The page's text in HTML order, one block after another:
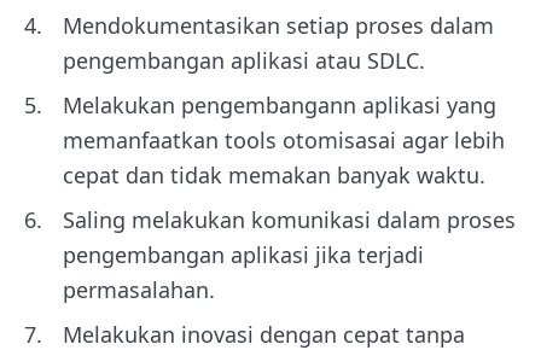
Mendokumentasikan setiap proses dalam
pengembangan aplikasi atau SDLC.
Melakukan pengembangann aplikasi yang
memanfaatkan tools otomisasai agar lebih
cepat dan tidak memakan banyak waktu.
Saling melakukan komunikasi dalam proses
pengembangan aplikasi jika terjadi
permasalahan.
Melakukan inovasi dengan cepat tanpa